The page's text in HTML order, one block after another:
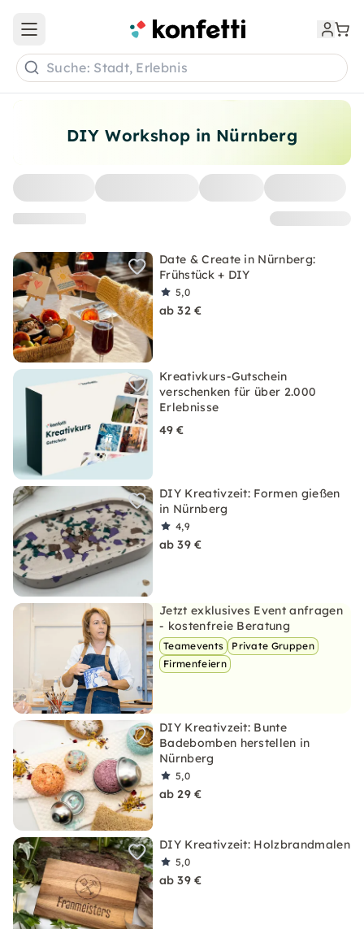
DIY Workshop in Nürnberg
Date & Create in Nürnberg:
Frühstück + DIY
5,0
ab 32 €
Kreativkurs-Gutschein
verschenken für über 2.000
Erlebnisse
49 €
DIY Kreativzeit: Formen gießen
in Nürnberg
4,9
ab 39 €
Jetzt exklusives Event anfragen
- kostenfreie Beratung
Teamevents
Private Gruppen
Firmenfeiern
DIY Kreativzeit: Bunte
Badebomben herstellen in
Nürnberg
5,0
ab 29 €
DIY Kreativzeit: Holzbrandmalen
5,0
ab 39 €
Open main menu
Suche: Stadt, Erlebnis